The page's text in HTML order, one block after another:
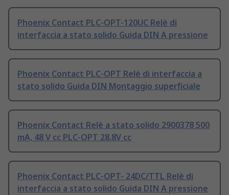
Phoenix Contact PLC-OPT-120UC Relè di
interfaccia a stato solido Guida DIN A pressione
Phoenix Contact PLC-OPT Relè di interfaccia a
stato solido Guida DIN Montaggio superficiale
Phoenix Contact Relè a stato solido 2900378 500
mA, 48 V cc PLC-OPT 28.8V cc
Phoenix Contact PLC-OPT- 24DC/TTL Relè di
interfaccia a stato solido Guida DIN A pressione